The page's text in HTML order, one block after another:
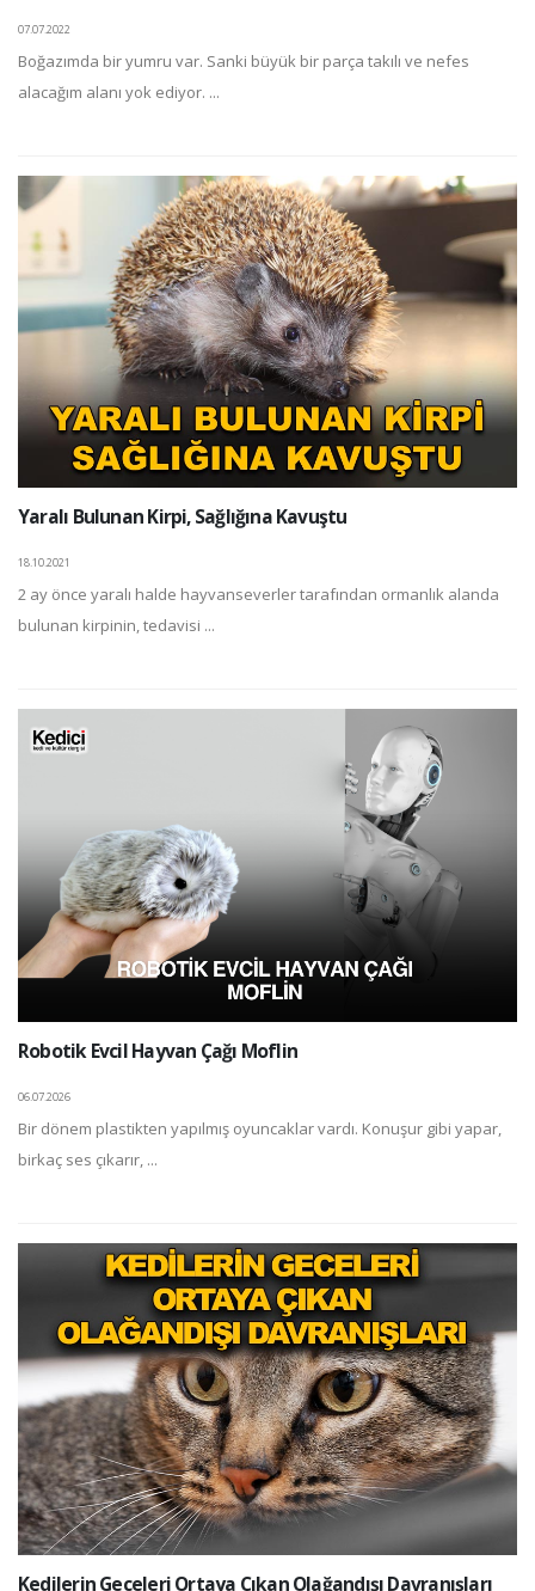
07.07.2022
Boğazımda bir yumru var. Sanki büyük bir parça takılı ve nefes
alacağım alanı yok ediyor. ...
Yaralı Bulunan Kirpi, Sağlığına Kavuştu
18.10.2021
2 ay önce yaralı halde hayvanseverler tarafından ormanlık alanda
bulunan kirpinin, tedavisi ...
Robotik Evcil Hayvan Çağı Moflin
06.07.2026
Bir dönem plastikten yapılmış oyuncaklar vardı. Konuşur gibi yapar,
birkaç ses çıkarır, ...
Kedilerin Geceleri Ortaya Çıkan Olağandışı Davranışları